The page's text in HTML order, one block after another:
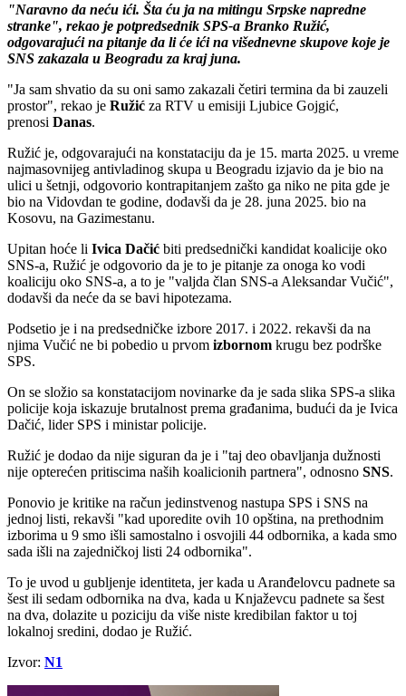
"Naravno da neću ići. Šta ću ja na mitingu Srpske napredne
stranke", rekao je potpredsednik SPS-a Branko Ružić,
odgovarajući na pitanje da li će ići na višednevne skupove koje je
SNS zakazala u Beogradu za kraj juna.
"Ja sam shvatio da su oni samo zakazali četiri termina da bi zauzeli
prostor", rekao je Ružić za RTV u emisiji Ljubice Gojgić,
prenosi Danas.
Ružić je, odgovarajući na konstataciju da je 15. marta 2025. u vreme
najmasovnijeg antivladinog skupa u Beogradu izjavio da je bio na
ulici u šetnji, odgovorio kontrapitanjem zašto ga niko ne pita gde je
bio na Vidovdan te godine, dodavši da je 28. juna 2025. bio na
Kosovu, na Gazimestanu.
Upitan hoće li Ivica Dačić biti predsednički kandidat koalicije oko
SNS-a, Ružić je odgovorio da je to je pitanje za onoga ko vodi
koaliciju oko SNS-a, a to je "valjda član SNS-a Aleksandar Vučić",
dodavši da neće da se bavi hipotezama.
Podsetio je i na predsedničke izbore 2017. i 2022. rekavši da na
njima Vučić ne bi pobedio u prvom izbornom krugu bez podrške
SPS.
On se složio sa konstatacijom novinarke da je sada slika SPS-a slika
policije koja iskazuje brutalnost prema građanima, budući da je Ivica
Dačić, lider SPS i ministar policije.
Ružić je dodao da nije siguran da je i "taj deo obavljanja dužnosti
nije opterećen pritiscima naših koalicionih partnera", odnosno SNS.
Ponovio je kritike na račun jedinstvenog nastupa SPS i SNS na
jednoj listi, rekavši "kad uporedite ovih 10 opština, na prethodnim
izborima u 9 smo išli samostalno i osvojili 44 odbornika, a kada smo
sada išli na zajedničkoj listi 24 odbornika".
To je uvod u gubljenje identiteta, jer kada u Aranđelovcu padnete sa
šest ili sedam odbornika na dva, kada u Knjaževcu padnete sa šest
na dva, dolazite u poziciju da više niste kredibilan faktor u toj
lokalnoj sredini, dodao je Ružić.
Izvor: N1